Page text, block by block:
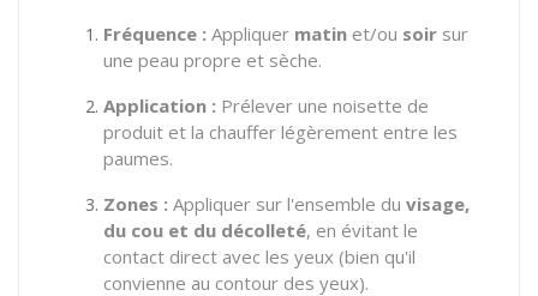
Fréquence : Appliquer matin et/ou soir sur
une peau propre et sèche.
Application : Prélever une noisette de
produit et la chauffer légèrement entre les
paumes.
Zones : Appliquer sur l'ensemble du visage,
du cou et du décolleté, en évitant le
contact direct avec les yeux (bien qu'il
convienne au contour des yeux).